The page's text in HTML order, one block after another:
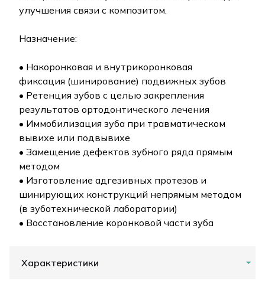
улучшения связи с композитом.
Назначение:
• Накоронковая и внутрикоронковая
фиксация (шинирование) подвижных зубов
• Ретенция зубов с целью закрепления
результатов ортодонтического лечения
• Иммобилизация зуба при травматическом
вывихе или подвывихе
• Замещение дефектов зубного ряда прямым
методом
• Изготовление адгезивных протезов и
шинирующих конструкций непрямым методом
(в зуботехнической лаборатории)
• Восстановление коронковой части зуба
Характеристики